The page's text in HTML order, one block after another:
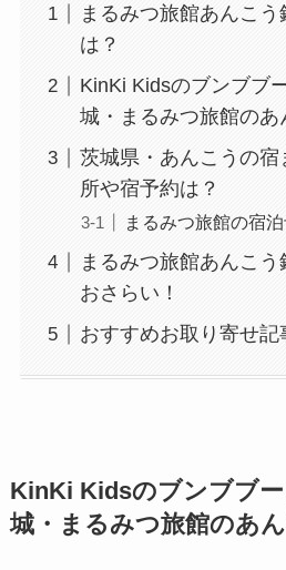
まるみつ旅館あんこ
は？
KinKi Kidsのブンブブ
城・まるみつ旅館のあ
茨城県・あんこうの
所や宿予約は？
まるみつ旅館の宿
まるみつ旅館あんこ
おさらい！
おすすめお取り寄せ記
KinKi Kidsのブンブブ
城・まるみつ旅館のあ